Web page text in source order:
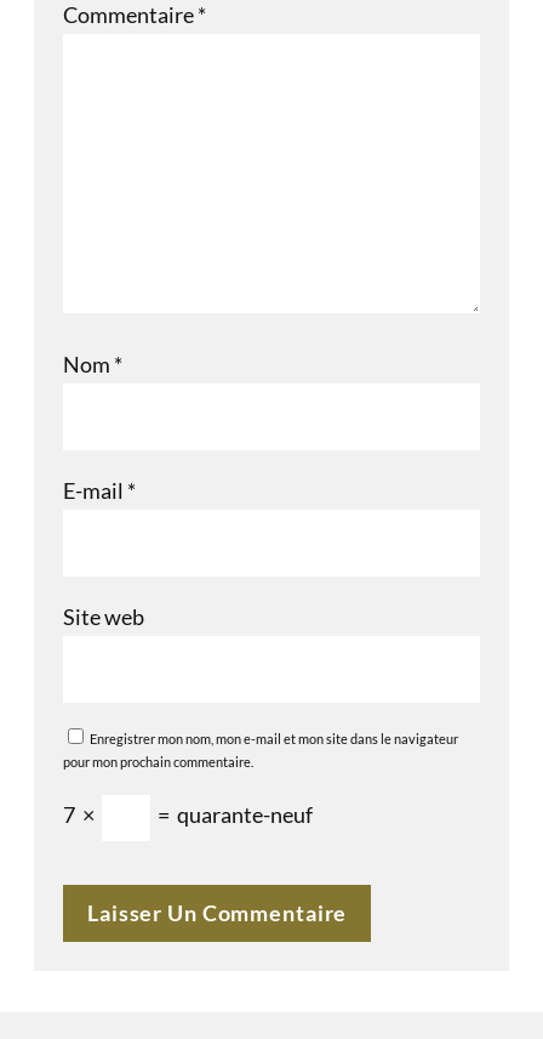
Commentaire*
Nom *
E-mail *
Site web
Enregistrer mon nom, mon e-mail et mon site dans le navigateur
pour mon prochain commentaire.
7 × = quarante-neuf